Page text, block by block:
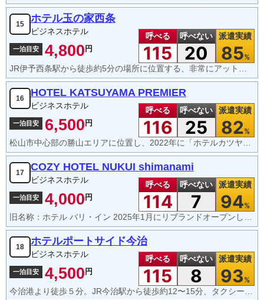
15 ホテル玉の家西条
ビジネスホテル
一泊目安 4,800円
呼べる
115
呼べない
20
派遣実績
85%
JR伊予西条駅から徒歩約5分の場所に位置する、非常にアットホームでコストパフォーマンスに優れた老舗ビジネスホテルです。館内には足を伸ばして入れる大浴場があります。全室無料Wi-Fi完備。
16 HOTEL KATSUYAMA PREMIER
ビジネスホテル
一泊目安 6,500円
呼べる
116
呼べない
25
派遣実績
82%
松山市中心部の勝山エリアに位置し、2022年に「ホテルカツヤマ」の別館を全館リニューアルオープンした比較的新しいホテル。全室にシモンズ社製ベッドを導入。また、バス・トイレが独立した「セパレートタイプ（洗い場付き）」の客室が多く、ゆったりと入浴できるのが大きな魅力。ロビー付近に、宿泊者が自由に利用できるドリンクバーが設置されています。
17 COZY HOTEL NUKUI shimanami
ビジネスホテル
一泊目安 4,000円
呼べる
114
呼べない
7
派遣実績
94%
旧名称：ホテル バリ・イン 2025年1月にリブランドオープンしたばかりのホテルで、今治市中心部から少し離れたロードサイドに位置しています。リニューアルされた客室や充実のラウンジサービス、大浴場＆サウナなど、最新の設備と手厚い無料サービスが魅力の「コスパ最強」です。
18 ホテルポートサイド今治
ビジネスホテル
一泊目安 4,500円
呼べる
115
呼べない
8
派遣実績
93 %
今治港より徒歩５分。JR今治駅から徒歩約12〜15分、タクシーで約3分。全ての宿泊プランに「無料朝食サービス」あり。無料駐車場あり。